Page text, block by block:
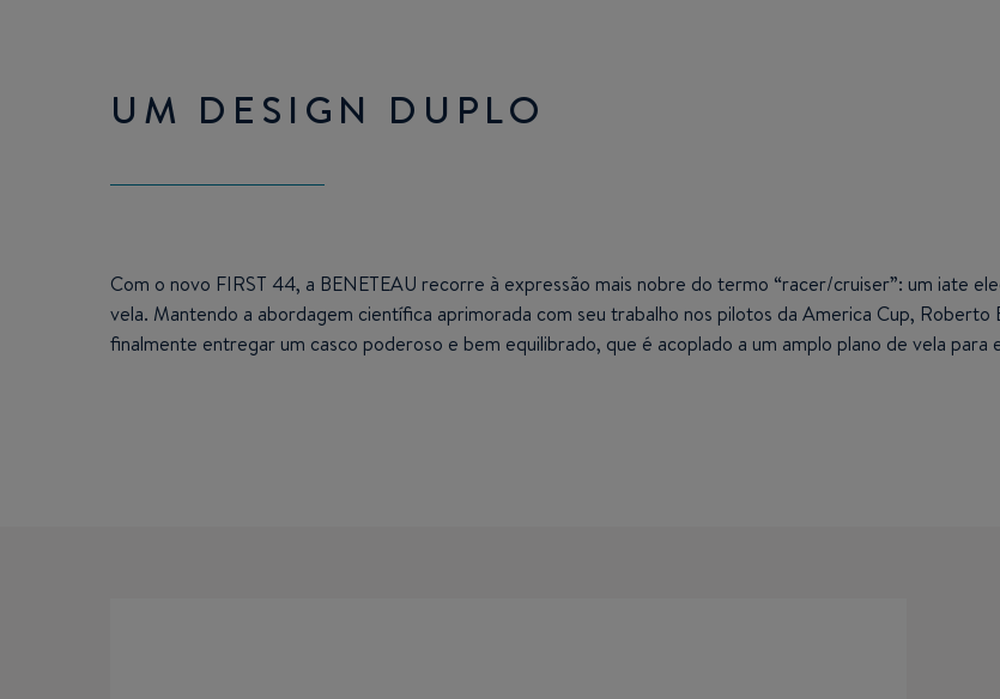
UM DESIGN DUPLO
Com o novo FIRST 44, a BENETEAU recorre à expressão mais nobre do termo “racer/cruiser”: um iate
vela. Mantendo a abordagem científica aprimorada com seu trabalho nos pilotos da America Cup, Roberto
finalmente entregar um casco poderoso e bem equilibrado, que é acoplado a um amplo plano de vela